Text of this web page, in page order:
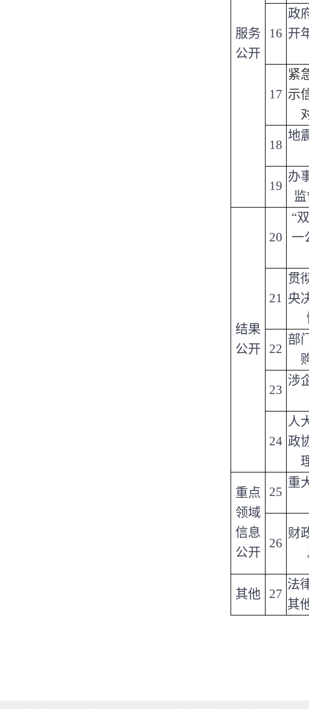
服务
公开
16
政
开
17
紧
示
18
地
19
办
结果
公开
20
“
一
21
贯
央
22
部
23
涉
24
人
政
重点
领域
信息
公开
25
重
26
财
其他 27
法
其